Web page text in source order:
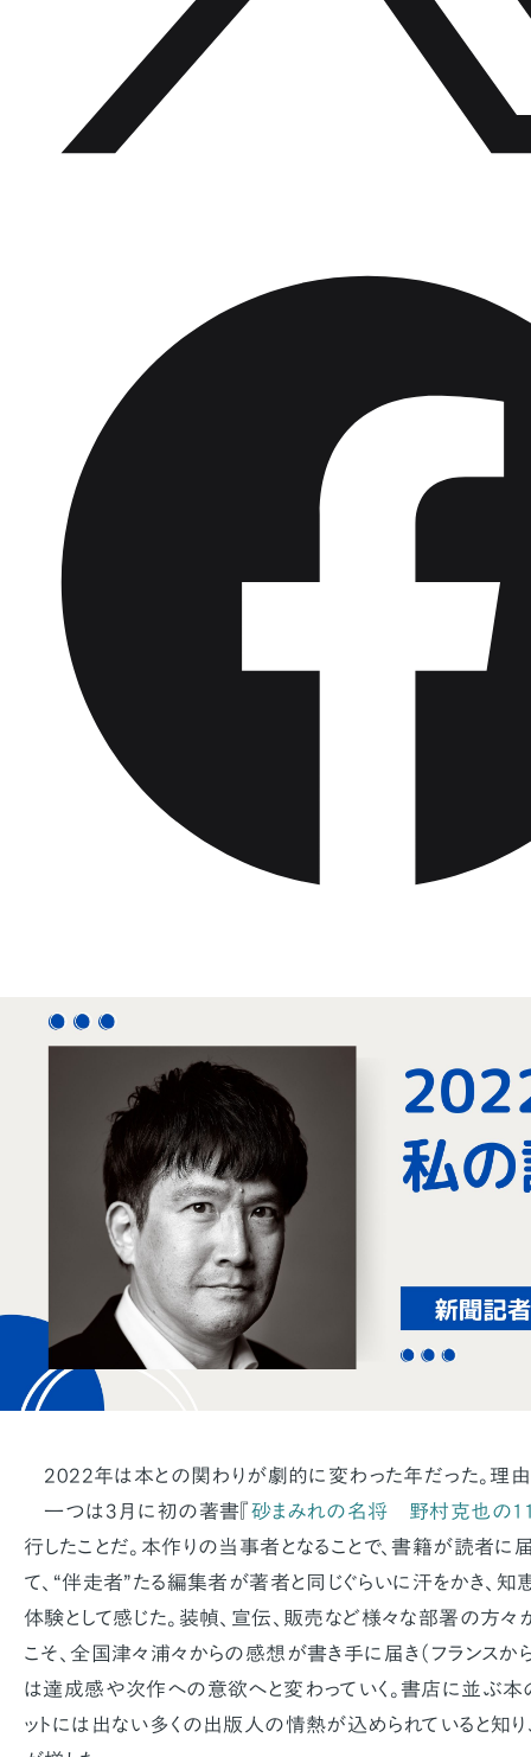
2022年は本との関わりが劇的に変わった年だった。理由
一つは3月に初の著書『砂まみれの名将 野村克也の
行したことだ。本作りの当事者となることで、書籍が読者に
て、“伴走者”たる編集者が著者と同じぐらいに汗をかき、知
体験として感じた。装幀、宣伝、販売など様々な部署の方々
こそ、全国津々浦々からの感想が書き手に届き（フランスか
は達成感や次作への意欲へと変わっていく。書店に並ぶ本
ットには出ない多くの出版人の情熱が込められていると知り